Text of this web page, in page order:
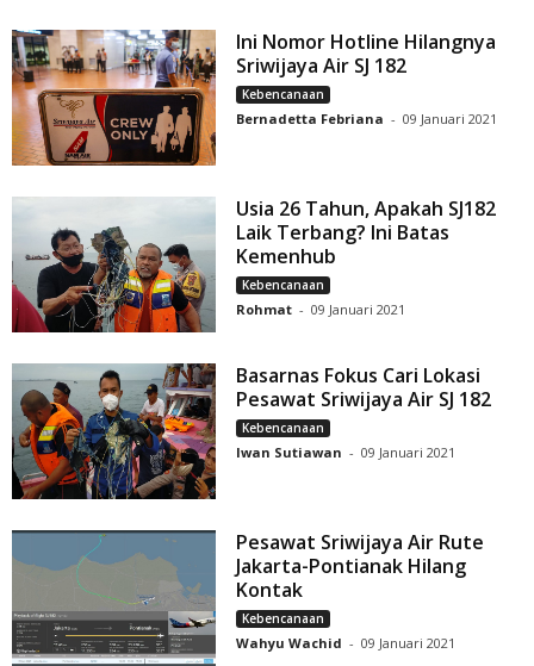
Ini Nomor Hotline Hilangnya
Sriwijaya Air SJ 182
Kebencanaan
Bernadetta Febriana - 09 Januari 2021
Usia 26 Tahun, Apakah SJ182
Laik Terbang? Ini Batas
Kemenhub
Kebencanaan
Rohmat - 09 Januari 2021
Basarnas Fokus Cari Lokasi
Pesawat Sriwijaya Air SJ 182
Kebencanaan
Iwan Sutiawan - 09 Januari 2021
Pesawat Sriwijaya Air Rute
Jakarta-Pontianak Hilang
Kontak
Kebencanaan
Wahyu Wachid - 09 Januari 2021